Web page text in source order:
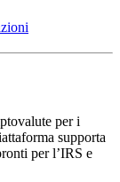
per i
supporta
per l’IRS e